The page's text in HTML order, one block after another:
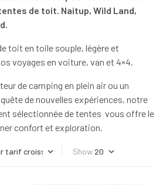
de toit. Naitup, Wild Land,
toit en toile souple, légère et
voyages en voiture, van et 4×4.
de camping en plein air ou un
de nouvelles expériences, notre
sélectionnée de tentes vous offre le
confort et exploration.
Show